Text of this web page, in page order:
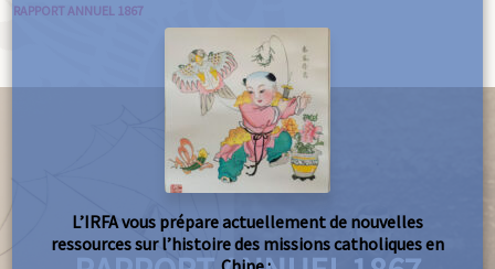
RAPPORT ANNUEL 1867
L’IRFA vous prépare actuellement de nouvelles
ressources sur l’histoire des missions catholiques en